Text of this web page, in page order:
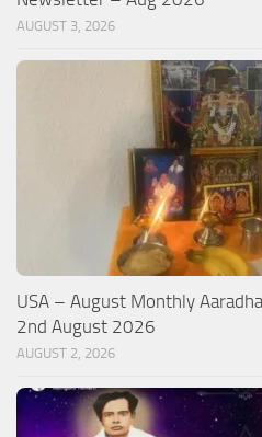
AUGUST 3, 2026
USA – August Monthly
2nd August 2026
AUGUST 2, 2026